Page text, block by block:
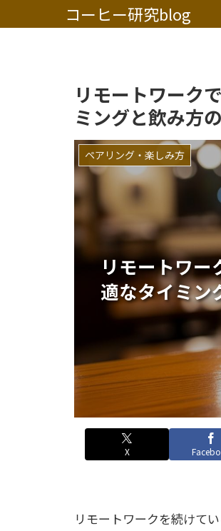
コーヒー研究blog
リモートワーク
ミングと飲み方
リモートワ
適なタイミン
ペアリング・楽しみ方
X
リモートワークを続けて